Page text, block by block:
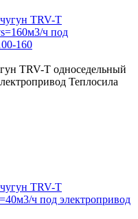
TRV-T односедельный
Теплосила